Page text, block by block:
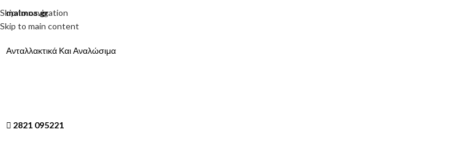
Skip to navigation
Skip to main content
malmos.gr
Ανταλλακτικά Και Αναλώσιμα
2821 095221